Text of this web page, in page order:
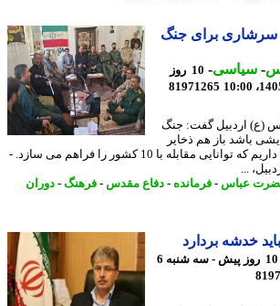
برای جنگ
سیاسی-
10 روز
81971265
اردبیل گفت: جنگ
باز هم ذخایر
موشکی و منابع سرشاری داریم که توانایی مقابله با 10 کشور را فراهم می سازد. -
...
عباس-فرمانده-دفاع مقدس-فرهنگ -دوران
بردارد
10 روز پیش - سه شنبه 6